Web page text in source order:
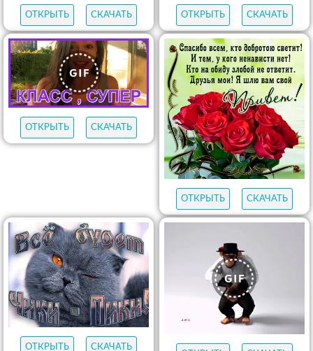
ОТКРЫТЬ СКАЧАТЬ ОТКРЫТЬ СКАЧАТЬ
ОТКРЫТЬ СКАЧАТЬ
ОТКРЫТЬ СКАЧАТЬ
ОТКРЫТЬ СКАЧАТЬ